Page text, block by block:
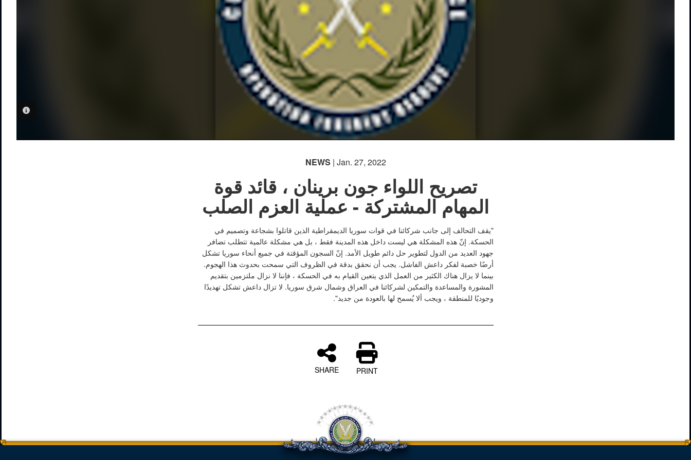
NEWS | Jan. 27, 2022
تصريح اللواء جون برينان ، قائد قوة
المهام المشتركة - عملية العزم الصلب
"يقف التحالف إلى جانب شركائنا في قوات سوريا الديمقراطية الذين قاتلوا بشجاعة وتصميم في
الحسكة. إنّ هذه المشكلة هي ليست داخل هذه المدينة فقط ، بل هي مشكلة عالمية تتطلب تضافر
جهود العديد من الدول لتطوير حل دائم طويل الأمد. إنّ السجون المؤقتة في جميع أنحاء سوريا تشكل
أرضًا خصبة لفكر داعش الفاشل. يجب أن نحقق بدقة في الظروف التي سمحت بحدوث هذا الهجوم.
بينما لا يزال هناك الكثير من العمل الذي يتعين القيام به في الحسكة ، فإننا لا نزال ملتزمين بتقديم
المشورة والمساعدة والتمكين لشركائنا في العراق وشمال شرق سوريا. لا تزال داعش تشكل تهديدًا
وجوديًا للمنطقة ، ويجب ألا يُسمح لها بالعودة من جديد".
SHARE PRINT